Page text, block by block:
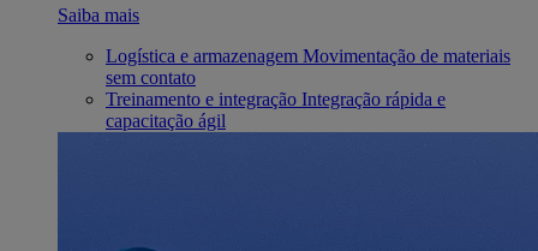
Saiba mais
Logística e armazenagem Movimentação de materiais
sem contato
Treinamento e integração Integração rápida e
capacitação ágil